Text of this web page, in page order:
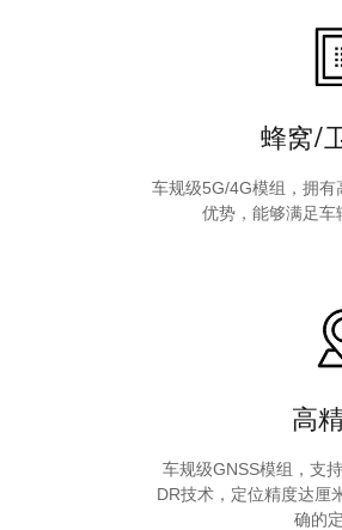
蜂窝/
车规级5G/4G模组，拥有
优势，能够满足车
高
车规级GNSS模组，
DR技术，定位精度达厘
确的